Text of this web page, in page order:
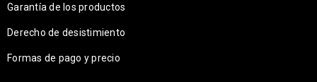
Garantía de los productos
Derecho de desistimiento
Formas de pago y precio